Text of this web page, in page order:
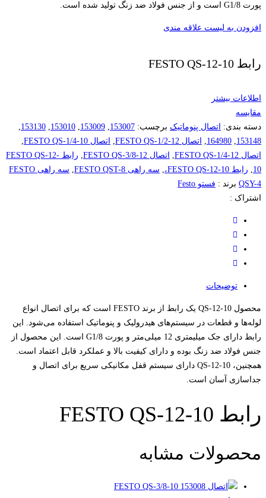
پورت G1/8 است و از جنس فولاد ضد زنگ تولید شده است.
افزودن به لیست علاقه مندی
رابط FESTO QS-12-10
اطلاعات بیشتر
مقایسه
دسته بندی: اتصال پنوماتیک برچسب: 153007
,
153009
,
153010
,
153130
,
153148
,
164980
, اتصال FESTO QS-1/2-12 , اتصال FESTO QS-1/4-10
,
اتصال FESTO QS-1/4-12
, اتصال FESTO QS-3/8-12 ,
رابط FESTO QS-12-
10
, رابط FESTO QS-12-10، , سه راهی FESTO QST-8 ,
سه راهی FESTO
QSY-4 برند : فستو Festo
اشتراک :
توضیحات
محصول QS-12-10 یک رابط از برند FESTO است که برای اتصال انواع
لوله‌ها و قطعات در سیستم‌های هیدرولیک و پنوماتیک استفاده می‌شود. این
رابط دارای جک میلیمتری 12 میلی‌متر و پورت G1/8 است. این محصول از
جنس فولاد ضد زنگ بوده و دارای کیفیت بالا و عملکرد قابل اعتماد است.
همچنین، QS-12-10 دارای سیستم قفل مکانیکی سریع برای اتصال و
جداسازی آسان است.
رابط FESTO QS-12-10
محصولات مشابه